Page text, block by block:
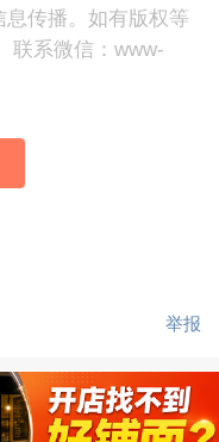
息传播。如有版权等
联系微信：www-
举报